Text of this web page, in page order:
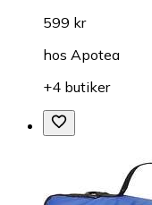
599 kr
hos Apotea
+4 butiker